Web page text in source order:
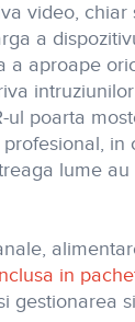
video, chiar
a
a aproape
ul poarta
in
lume au
,
in
gestionarea